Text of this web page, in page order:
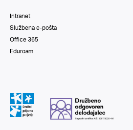
Intranet
Službena e-pošta
Office 365
Eduroam